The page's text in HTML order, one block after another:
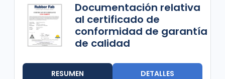
Documentación relativa
al certificado de
conformidad de garantía
de calidad
RESUMEN DETALLES